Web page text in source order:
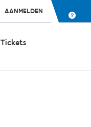
AANMELDEN
Tickets